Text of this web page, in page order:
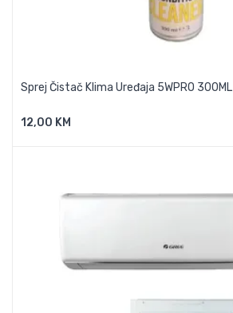
Sprej Čistač Klima Uređaja 5WPRO 300ML
12,00 KMDodaj U Košaricu